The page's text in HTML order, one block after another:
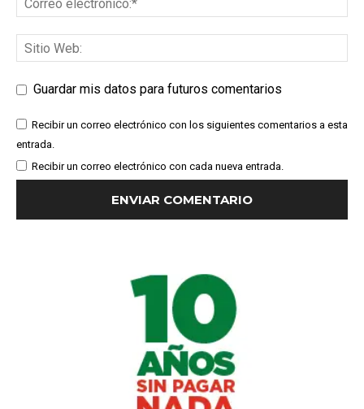
Guardar mis datos para futuros comentarios
Recibir un correo electrónico con los siguientes comentarios a esta
entrada.
Recibir un correo electrónico con cada nueva entrada.